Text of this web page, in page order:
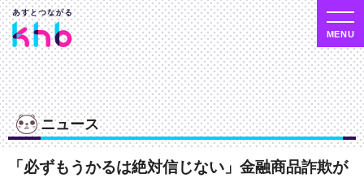
ニュース
「必ずもうかるは絶対信じない」金融商品詐欺が